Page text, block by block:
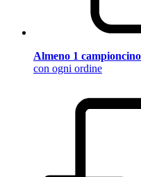
Almeno 1
con ogni ordine